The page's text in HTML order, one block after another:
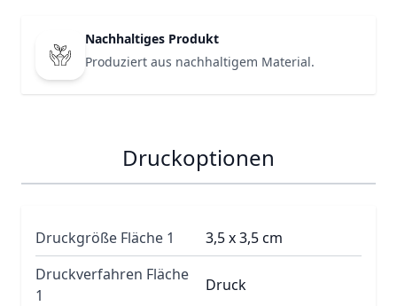
Nachhaltiges Produkt
Produziert aus nachhaltigem Material.
Druckoptionen
Druckgröße Fläche 1
3,5 x 3,5 cm
Druckverfahren Fläche
1
Druck